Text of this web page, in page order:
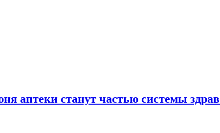
аптеки станут частью системы